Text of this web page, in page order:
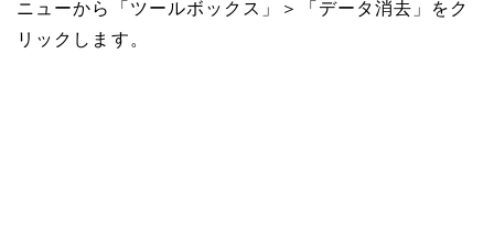
ニューから「ツールボックス」＞「データ消去」をク
リックします。